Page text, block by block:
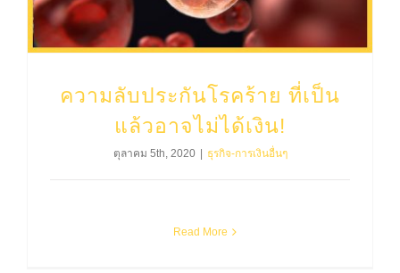
ความลับประกันโรคร้าย ที่เป็น
แล้วอาจไม่ได้เงิน!
ตุลาคม 5th, 2020 | ธุรกิจ-การเงินอื่นๆ
Read More